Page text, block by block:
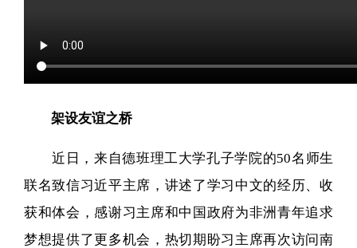
架设友谊之桥
近日，来自德班理工大学孔子学院的50名师生
联名致信习近平主席，讲述了学习中文的经历、收
获和体会，感谢习主席和中国政府为非洲青年追求
梦想提供了更多机会，热切期盼习主席再次访问南